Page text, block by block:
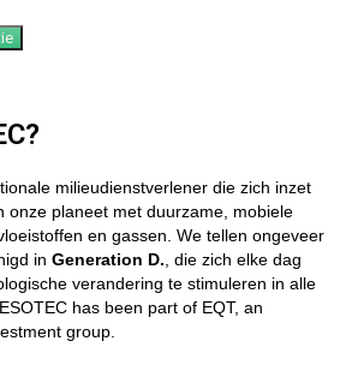
milieudienstverlener die zich inzet
onze planeet met duurzame, mobiele
en gassen. We tellen ongeveer
in Generation D. , die zich elke dag
verandering te stimuleren in alle
has been part of EQT, an
group.